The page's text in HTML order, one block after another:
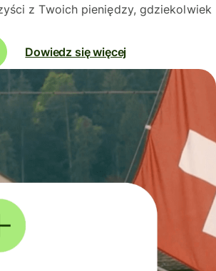
z Twoich pieniędzy, gdziekolwiek
Dowiedz się więcej